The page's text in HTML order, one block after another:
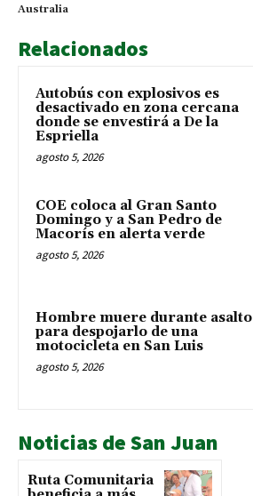
Australia
Relacionados
Autobús con explosivos es
desactivado en zona cercana
donde se envestirá a De la
Espriella
agosto 5, 2026
COE coloca al Gran Santo
Domingo y a San Pedro de
Macorís en alerta verde
agosto 5, 2026
Hombre muere durante asalto
para despojarlo de una
motocicleta en San Luis
agosto 5, 2026
Noticias de San Juan
Ruta Comunitaria